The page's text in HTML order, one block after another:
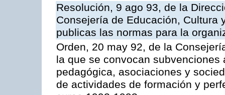
Resolución, 9 ago 93, de la
Consejería de Educación, Cultura
publicas las normas para la
Orden, 20 may 92, de la
la que se convocan
pedagógica, asociaciones y
de actividades de formación y